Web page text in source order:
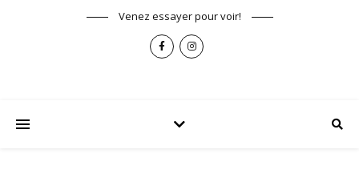
Venez essayer pour voir!